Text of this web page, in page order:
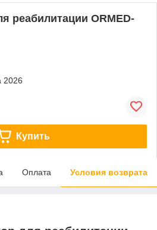
реабилитации ORMED-
2026
Купить
Оплата Условия возврата